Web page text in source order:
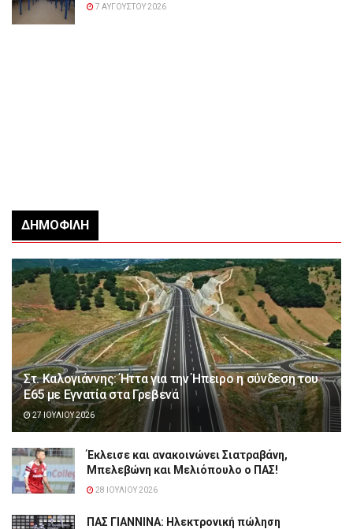
7 ΑΥΓΟΎΣΤΟΥ 2026
ΔΗΜΟΦΙΛΉ
Στ. Καλογιάννης: Ήττα για την Ήπειρο η σύνδεση του
Ε65 με Εγνατία στα Γρεβενά
27 ΙΟΥΛΊΟΥ 2026
Έκλεισε και ανακοινώνει Σιατραβάνη,
Μπελεβώνη και Μελιόπουλο ο ΠΑΣ!
28 ΙΟΥΛΊΟΥ 2026
ΠΑΣ ΓΙΑΝΝΙΝΑ: Hλεκτρονική πώληση